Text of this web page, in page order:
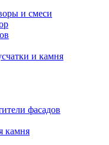
и смеси
и камня
фасадов
камня